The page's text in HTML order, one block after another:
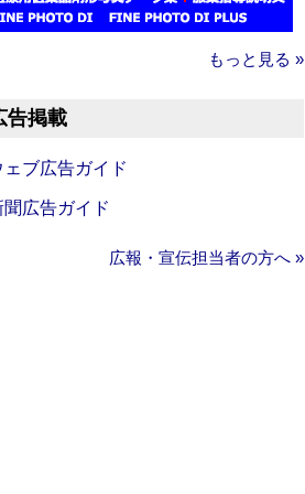
もっと見る »
告掲載
ェブ広告ガイド
聞広告ガイド
広報・宣伝担当者の方へ »